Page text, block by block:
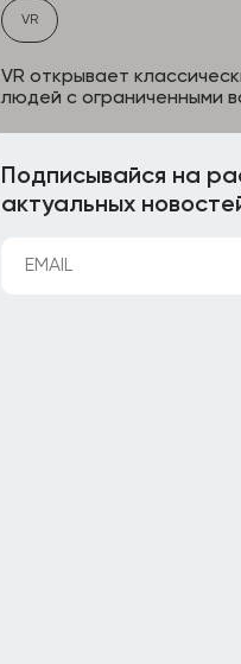
VR
VR открывает
людей с ограниченными
Подписывайся на
актуальных